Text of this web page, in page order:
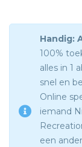
Handig:
100%
alles in 1
snel en
Online
iemand
een